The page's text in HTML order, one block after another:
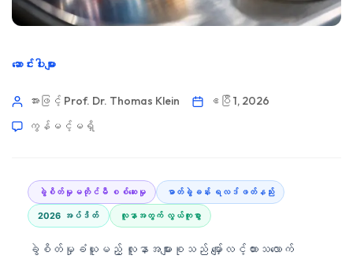
ဆောင်းပါးများ
အားဖြင့် Prof. Dr. Thomas Klein
ဧပြီ 1, 2026
ကွန်မင့်မရှိ
ခွဲစိတ်မှုမတိုင်မီ စစ်ဆေးမှု ဓာတ်ခွဲခန်း ရလဒ်ဖတ်နည်း
2026 အပ်ဒိတ် လူနာအတွက် လွယ်ကူစွာ
ခွဲစိတ်မှုခံယူမည့် လူနာအများစုသည် မျှော်လင့်ထားသလောက်